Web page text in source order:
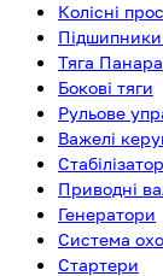
Колісні
Тяга Панара
Бокові тяги
Рульове
Важелі
Приводні
Генератори
Система
Стартери